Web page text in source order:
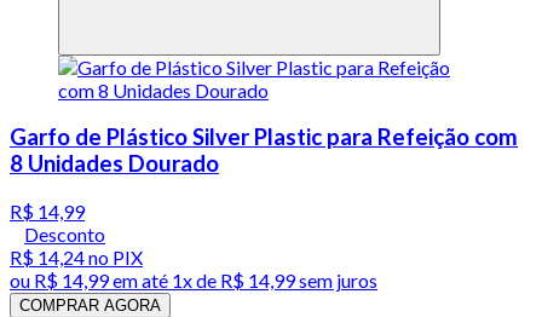
Garfo de Plástico Silver Plastic para Refeição com
8 Unidades Dourado
R$ 14,99
Desconto
R$ 14,24no PIX
ou R$ 14,99em até 1x de R$ 14,99sem juros
COMPRAR AGORA